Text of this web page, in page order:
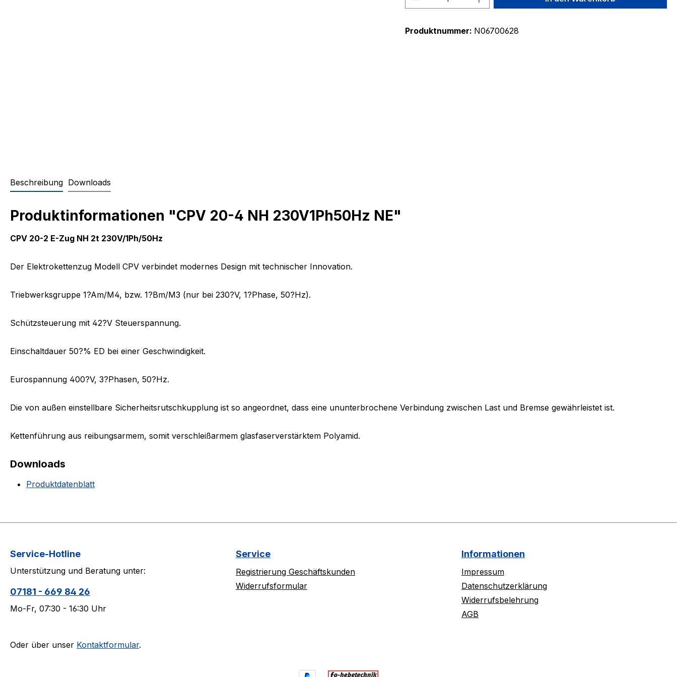
Produktnummer: N06700628
Beschreibung Downloads
Produktinformationen "CPV 20-4 NH 230V1Ph50Hz NE"
CPV 20-2 E-Zug NH 2t 230V/1Ph/50Hz
Der Elektrokettenzug Modell CPV verbindet modernes Design mit technischer Innovation.
Triebwerksgruppe 1?Am/M4, bzw. 1?Bm/M3 (nur bei 230?V, 1?Phase, 50?Hz).
Schützsteuerung mit 42?V Steuerspannung.
Einschaltdauer 50?% ED bei einer Geschwindigkeit.
Eurospannung 400?V, 3?Phasen, 50?Hz.
Die von außen einstellbare Sicherheitsrutschkupplung ist so angeordnet, dass eine ununterbrochene Verbindung zwischen Last und Bremse gewährleistet ist.
Kettenführung aus reibungsarmem, somit verschleißarmem glasfaserverstärktem Polyamid.
Downloads
Produktdatenblatt
Service-Hotline
Unterstützung und Beratung unter:
07181 - 669 84 26
Mo-Fr, 07:30 - 16:30 Uhr
Oder über unser Kontaktformular.
Service
Registrierung Geschäftskunden
Widerrufsformular
Informationen
Impressum
Datenschutzerklärung
Widerrufsbelehrung
AGB